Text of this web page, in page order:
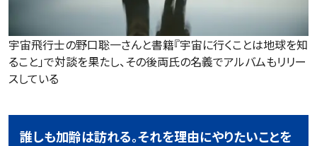
宇宙飛行士の野口聡一さんと書籍『宇宙に行くことは地球を知
ること」で対談を果たし、その後両氏の名義でアルバムもリリー
スしている
誰しも加齢は訪れる。それを理由にやりたいことを